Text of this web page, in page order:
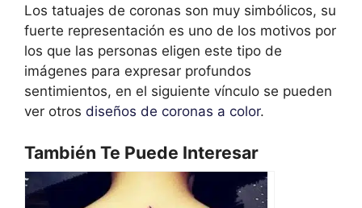
Los tatuajes de coronas son muy simbólicos, su
fuerte representación es uno de los motivos por
los que las personas eligen este tipo de
imágenes para expresar profundos
sentimientos, en el siguiente vínculo se pueden
ver otros diseños de coronas a color.
También Te Puede Interesar